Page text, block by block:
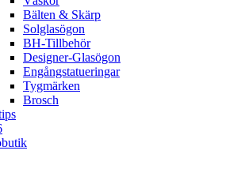
Bälten & Skärp
Solglasögon
BH-Tillbehör
Designer-Glasögon
Engångstatueringar
Tygmärken
Brosch